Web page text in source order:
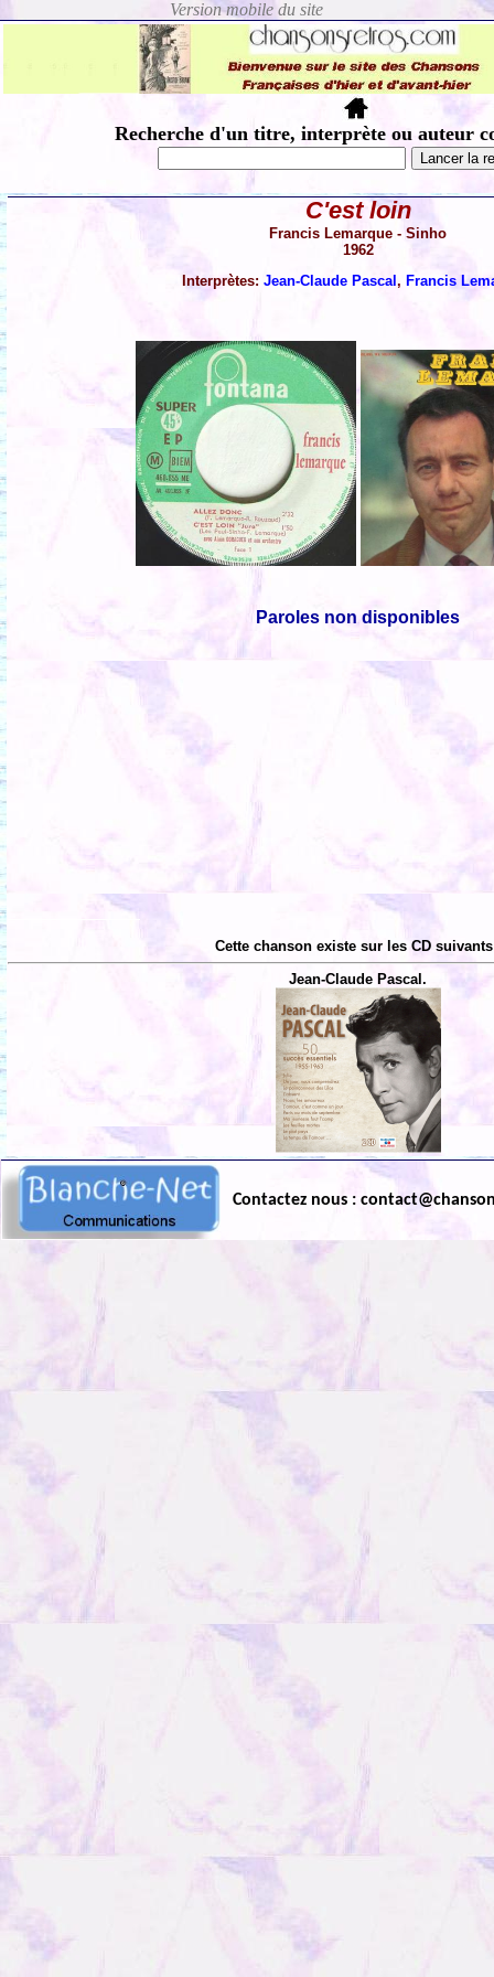
Recherche d'un titre, interprète ou auteur
C'est loin
Francis Lemarque - Sinho
1962
Interprètes:Jean-Claude Pascal, Francis
Paroles non disponibles
Cette chanson existe sur les CD
Jean-Claude Pascal.
Contactez nous :